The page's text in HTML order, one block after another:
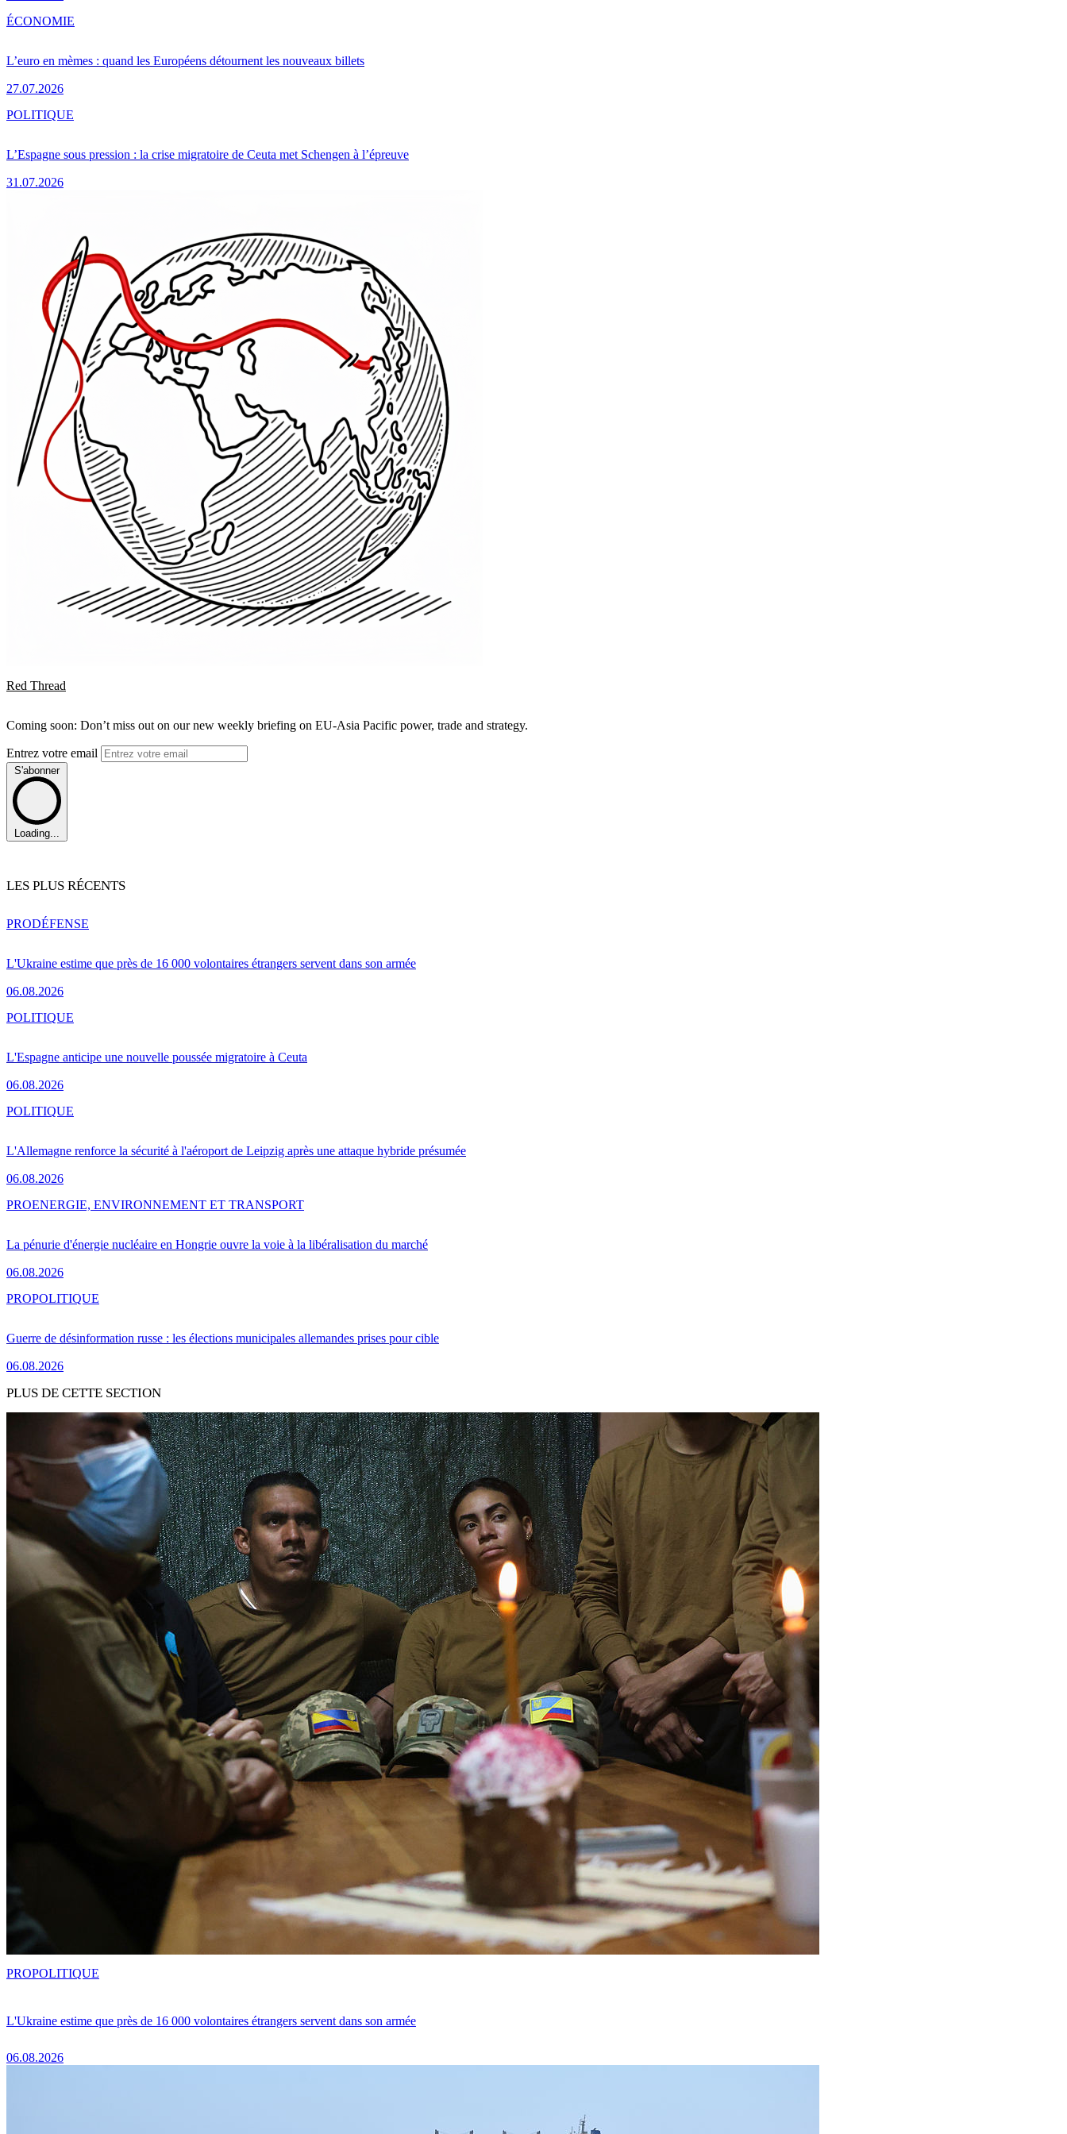
L’euro en mèmes : quand les Européens détournent les nouveaux billets
27.07.2026
ÉCONOMIE
L’Espagne sous pression : la crise migratoire de Ceuta met Schengen à l’épreuve
31.07.2026
POLITIQUE
Red Thread
Coming soon: Don’t miss out on our new weekly briefing on EU-Asia Pacific power, trade and strategy.
Entrez votre email
S'abonner
Loading...
LES PLUS RÉCENTS
L'Ukraine estime que près de 16 000 volontaires étrangers servent dans son armée
06.08.2026
PRODÉFENSE
L'Espagne anticipe une nouvelle poussée migratoire à Ceuta
06.08.2026
POLITIQUE
L'Allemagne renforce la sécurité à l'aéroport de Leipzig après une attaque hybride présumée
06.08.2026
POLITIQUE
La pénurie d'énergie nucléaire en Hongrie ouvre la voie à la libéralisation du marché
06.08.2026
PROENERGIE, ENVIRONNEMENT ET TRANSPORT
Guerre de désinformation russe : les élections municipales allemandes prises pour cible
06.08.2026
PROPOLITIQUE
PLUS DE CETTE SECTION
L'Ukraine estime que près de 16 000 volontaires étrangers servent dans son armée
06.08.2026
PROPOLITIQUE